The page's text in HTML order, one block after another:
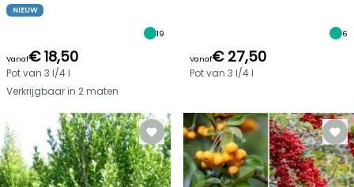
NIEUW
19
Vanaf€ 18,50
Pot van 3 l/4 l
Verkrijgbaar in 2 maten
6
Vanaf€ 27,50
Pot van 3 l/4 l